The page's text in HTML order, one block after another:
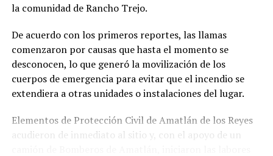
relacionados con la posesión de droga y el
públicos.
la comunidad de Rancho Trejo.
De acuerdo con los primeros reportes, las llamas
comenzaron por causas que hasta el momento se
desconocen, lo que generó la movilización de los
cuerpos de emergencia para evitar que el incendio se
extendiera a otras unidades o instalaciones del lugar.
Elementos de Protección Civil de Amatlán de los Reyes
acudieron de inmediato al sitio y, con el apoyo de un